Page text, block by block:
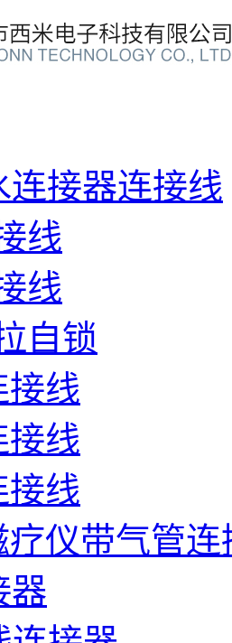
连接器连接线
线
线
自锁
接线
接线
接线
疗仪带气管连
器